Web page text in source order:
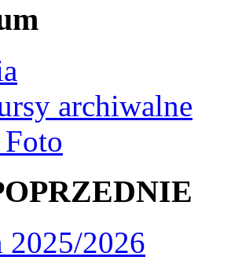
archiwalne
2025/2026